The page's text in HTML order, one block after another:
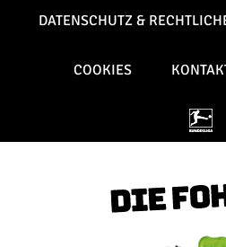
DATENSCHUTZ &
COOKIES